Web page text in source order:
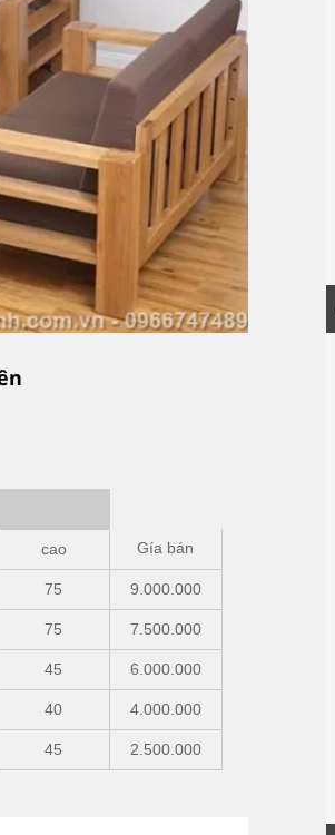
cao Gía bán
75 9.000.000
75 7.500.000
45 6.000.000
40 4.000.000
45 2.500.000